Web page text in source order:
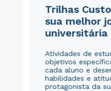
Trilhas
sua melhor
universitária
Atividades de
objetivos
cada aluno e
habilidades e
protagonista da